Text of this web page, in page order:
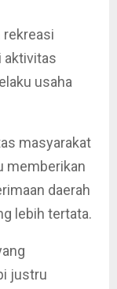
rekreasi
aktivitas
usaha
masyarakat
memberikan
daerah
lebih tertata.
justru